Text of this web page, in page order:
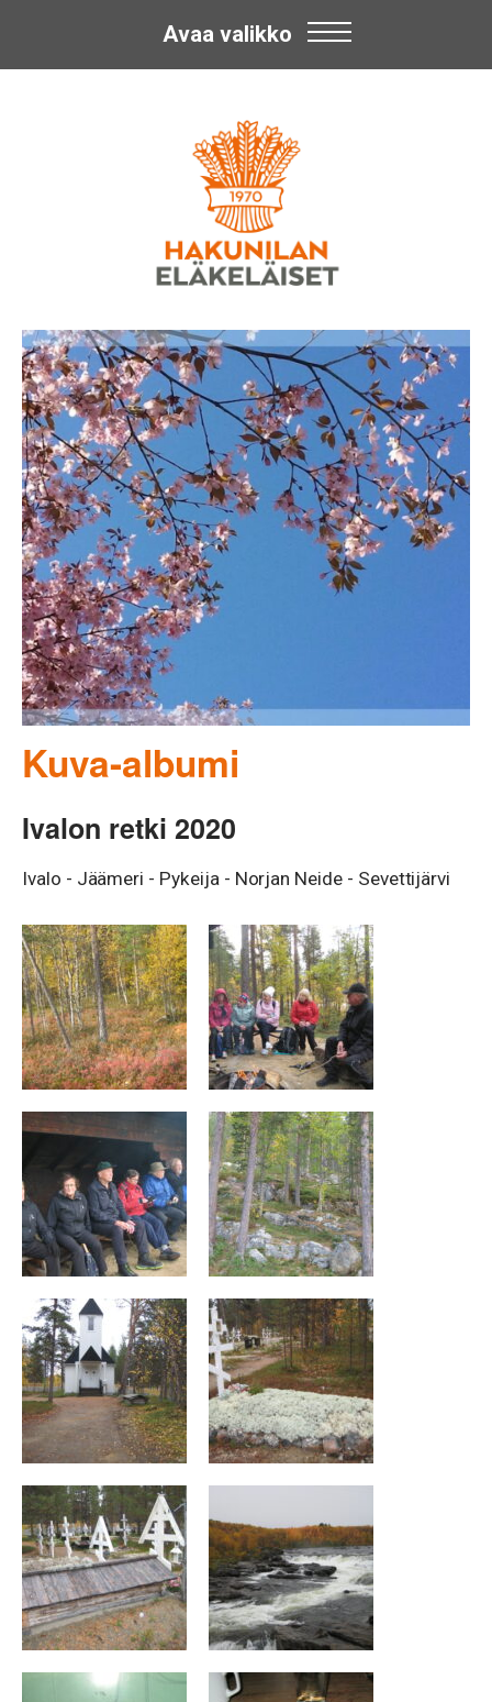
Eläkeläiset
ry
Avaa valikko
Kuva-albumi
Ivalon retki 2020
Ivalo - Jäämeri - Pykeija - Norjan Neide - Sevettijärvi